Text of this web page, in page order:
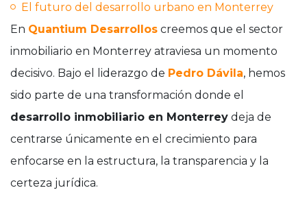
El futuro del desarrollo urbano en Monterrey
En Quantium Desarrollos creemos que el sector
inmobiliario en Monterrey atraviesa un momento
decisivo. Bajo el liderazgo de Pedro Dávila, hemos
sido parte de una transformación donde el
desarrollo inmobiliario en Monterrey deja de
centrarse únicamente en el crecimiento para
enfocarse en la estructura, la transparencia y la
certeza jurídica.